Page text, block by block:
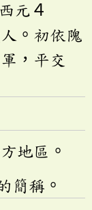
元４
。初依隗
，平交
地區。
簡稱。